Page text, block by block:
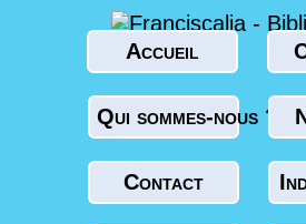
Accueil
Qui sommes-nous ?
Contact